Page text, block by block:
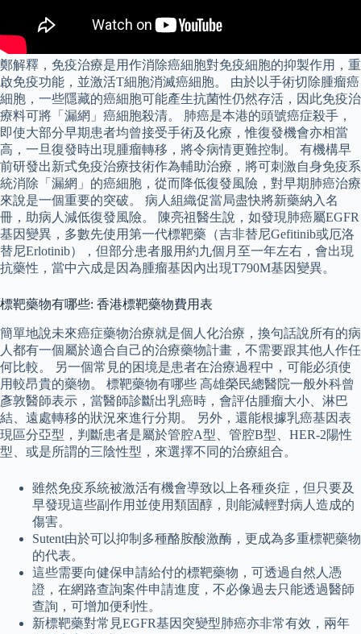
鄭解釋，免疫治療是用作消除癌細胞對免疫細胞的抑製作用，重
啟免疫功能，並激活T細胞消滅癌細胞。 由於以手術切除腫瘤癌
細胞，一些隱藏的癌細胞可能產生抗菌性仍然存活，因此免疫治
療料可將「漏網」癌細胞殺清。 肺癌是本港的頭號癌症殺手，
即使大部分早期患者均曾接受手術及化療，惟復發機會亦相當
高，一旦復發時出現腫瘤轉移，將令病情更難控制。 有機構早
前研發出新式免疫治療技術作為輔助治療，將可刺激自身免疫系
統消除「漏網」的癌細胞，從而降低復發風險，對早期肺癌治療
來說是一個重要的突破。 病人組織促當局盡快將新藥納入名
冊，助病人減低復發風險。 陳亮祖醫生說，如發現肺癌屬EGFR
基因變異，多數先使用第一代標靶藥（吉非替尼Gefitinib或厄洛
替尼Erlotinib），但部分患者服用約九個月至一年左右，會出現
抗藥性，當中六成是因為腫瘤基因內出現T790M基因變異。
標靶藥物有哪些: 香港標靶藥物費用表
簡單地說未來癌症藥物治療就是個人化治療，換句話說所有的病
人都有一個屬於適合自己的治療藥物計畫，不需要跟其他人作任
何比較。 另一個常見的困境是患者在治療過程中，可能必須使
用較昂貴的藥物。 標靶藥物有哪些 高雄榮民總醫院一般外科曾
彥敦醫師表示，當醫師診斷出乳癌時，會評估腫瘤大小、淋巴
結、遠處轉移的狀況來進行分期。 另外，還能根據乳癌基因表
現區分亞型，判斷患者是屬於管腔A型、管腔B型、HER-2陽性
型、或是所謂的三陰性型，來選擇不同的治療組合。
雖然免疫系統被激活有機會導致以上各種炎症，但只要及
早發現這些副作用並使用類固醇，則能減輕對病人造成的
傷害。
Sutent由於可以抑制多種酪胺酸激酶，更成為多重標靶藥物
的代表。
這些需要向健保申請給付的標靶藥物，可透過自然人憑
證，在網路查詢案件申請進度，不必像過去只能透過醫師
查詢，可增加便利性。
新標靶藥對常見EGFR基因突變型肺癌亦非常有效，兩年